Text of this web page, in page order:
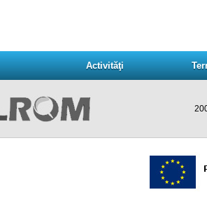
Activităţi
Activităţi